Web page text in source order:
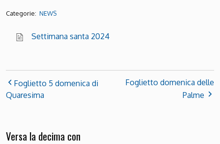
Categorie: NEWS
Settimana santa 2024
Foglietto 5 domenica di
Quaresima
Foglietto domenica delle
Palme
Versa la decima con